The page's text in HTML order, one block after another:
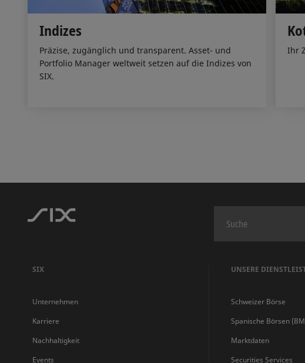
Indizes
Präzise, zugänglich und transparent. Asset- und
Portfolio Manager weltweit setzen auf die Indizes von
SIX.
Ihr
SIX
Unternehmen
Karriere
Nachhaltigkeit
Events
UNSERE
Schweizer Börse
Spanische Börsen
Marktdaten
Securities Services